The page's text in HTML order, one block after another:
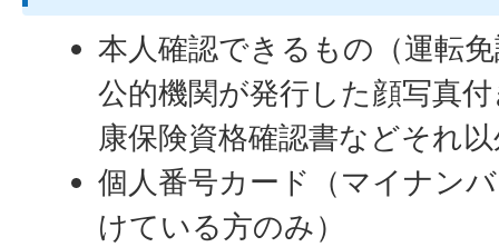
本人確認できるもの（運転
公的機関が発行した顔写真
康保険資格確認書などそれ
個人番号カード（マイナン
けている方のみ）